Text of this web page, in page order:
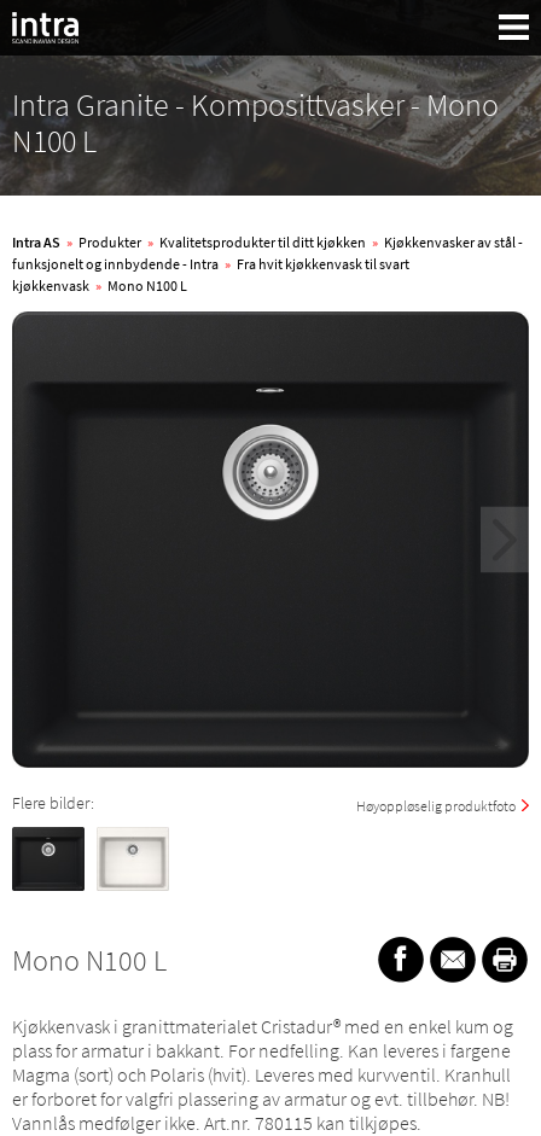
Søk:
Intra Granite - Komposittvasker - Mono
N100 L
Intra AS » Produkter » Kvalitetsprodukter til ditt kjøkken » Kjøkkenvasker av stål -
funksjonelt og innbydende - Intra » Fra hvit kjøkkenvask til svart
kjøkkenvask » Mono N100 L
Høyoppløselig produktfoto
Flere bilder:
Mono N100 L
Kjøkkenvask i granittmaterialet Cristadur® med en enkel kum og
plass for armatur i bakkant. For nedfelling. Kan leveres i fargene
Magma (sort) och Polaris (hvit). Leveres med kurvventil. Kranhull
er forboret for valgfri plassering av armatur og evt. tillbehør. NB!
Vannlås medfølger ikke. Art.nr. 780115 kan tilkjøpes.